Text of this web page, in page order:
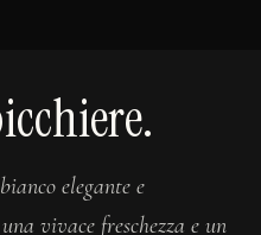
elegante e
vivace freschezza e un